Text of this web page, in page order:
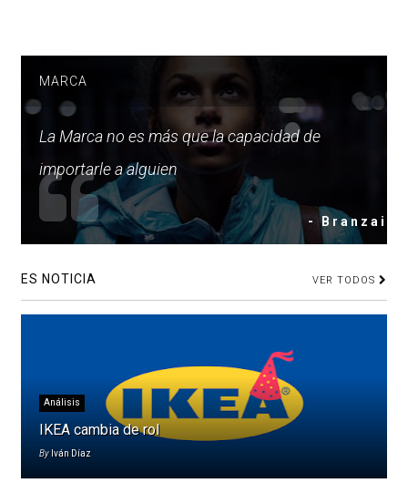
MARCA
La Marca no es más que la capacidad de
importarle a alguien
- Branzai
ES NOTICIA VER TODOS
Análisis
IKEA cambia de rol
By Iván Díaz